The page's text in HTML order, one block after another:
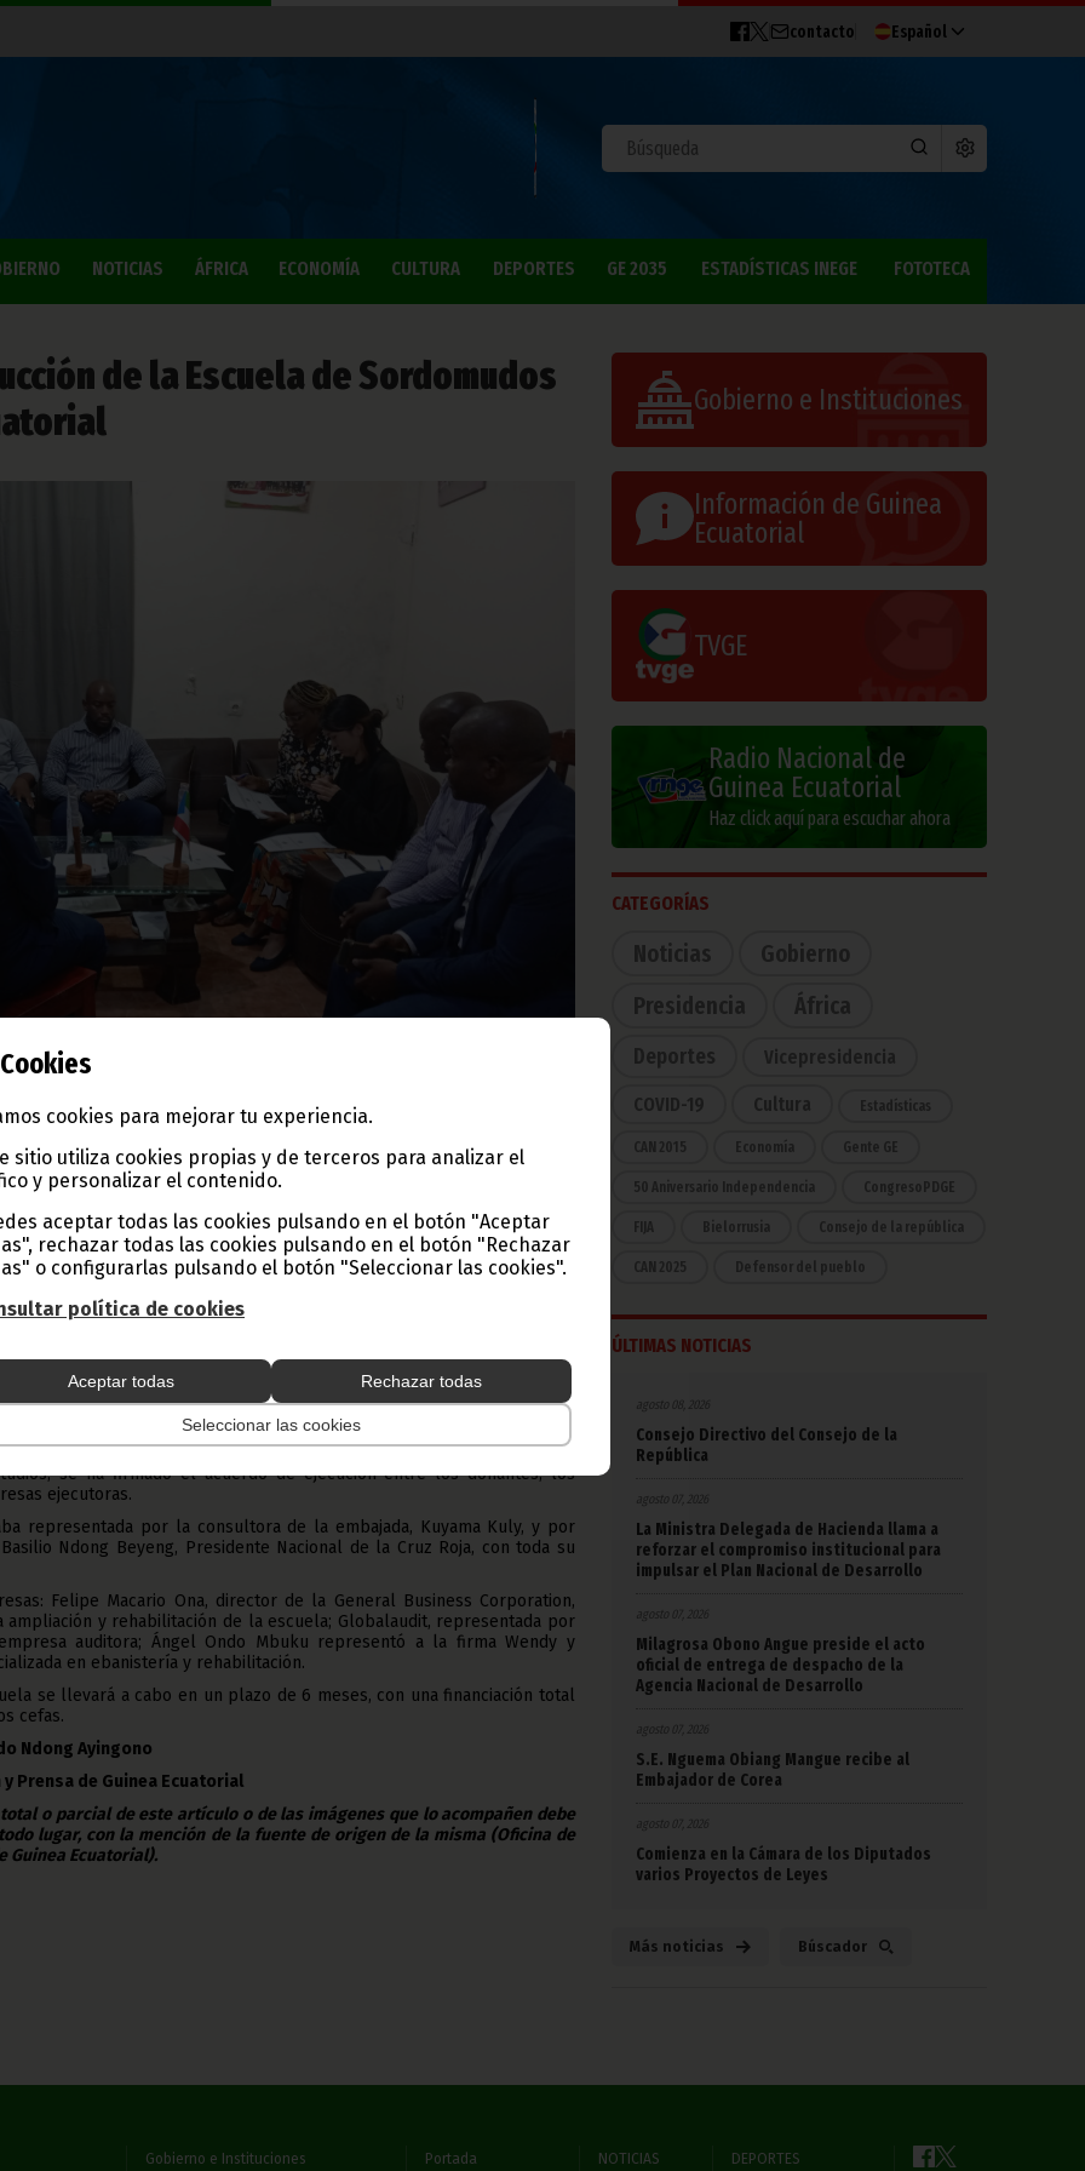
Cookies
cookies para mejorar tu experiencia.
sitio utiliza cookies propias y de terceros para analizar el
y personalizar el contenido.
aceptar todas las cookies pulsando en el botón "Aceptar
rechazar todas las cookies pulsando en el botón "Rechazar
o configurarlas pulsando el botón "Seleccionar las cookies".
política de cookies
Aceptar todas Rechazar todas
Seleccionar las cookies
contacto Español
NOTICIAS ÁFRICA ECONOMÍA CULTURA DEPORTES GE 2035 ESTADÍSTICAS INEGE FOTOTECA
de la Escuela de Sordomudos
del 15 de abril, en la sede central de la Oficina Nacional de
Ecuatorial, el acuerdo de constitución de la Escuela de
año se firmó el acuerdo de donación entre Cruz Roja y el Primer
de Japón en Malabo, acuerdo marco de cooperación entre Guinea
se ha firmado el acuerdo de ejecución entre los donantes, los
ejecutoras.
representada por la consultora de la embajada, Kuyama Kuly, y por
Ndong Beyeng, Presidente Nacional de la Cruz Roja, con toda su
Felipe Macario Ona, director de la General Business Corporation,
y rehabilitación de la escuela; Globalaudit, representada por
auditora; Ángel Ondo Mbuku representó a la firma Wendy y
en ebanistería y rehabilitación.
se llevará a cabo en un plazo de 6 meses, con una financiación total
cefas.
Ndong Ayingono
Prensa de Guinea Ecuatorial
o parcial de este artículo o de las imágenes que lo acompañen debe
lugar, con la mención de la fuente de origen de la misma (Oficina de
Guinea Ecuatorial).
Gobierno e Instituciones
Información de Guinea
Ecuatorial
TVGE
Radio Nacional de
Guinea Ecuatorial
Haz click aquí para escuchar ahora
CATEGORÍAS
Noticias
Gobierno
Presidencia
África
Deportes Vicepresidencia
COVID-19 Cultura Estadísticas
CAN 2015 Economía Gente GE
50 Aniversario Independencia CongresoPDGE
FIJA Bielorrusia Consejo de la república
CAN 2025 Defensor del pueblo
ÚLTIMAS NOTICIAS
agosto 08, 2026
Consejo Directivo del Consejo de la
República
agosto 07, 2026
La Ministra Delegada de Hacienda llama a
reforzar el compromiso institucional para
impulsar el Plan Nacional de Desarrollo
agosto 07, 2026
Milagrosa Obono Angue preside el acto
oficial de entrega de despacho de la
Agencia Nacional de Desarrollo
agosto 07, 2026
S.E. Nguema Obiang Mangue recibe al
Embajador de Corea
agosto 07, 2026
Comienza en la Cámara de los Diputados
varios Proyectos de Leyes
Más noticias Búscador
Gobierno e Instituciones Portada NOTICIAS DEPORTES